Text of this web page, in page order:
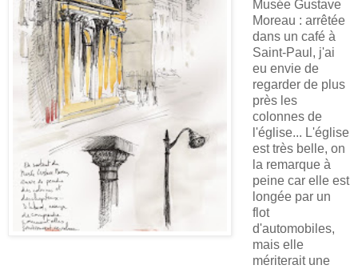
Musée Gustave
Moreau : arrêtée
dans un café à
Saint-Paul, j'ai
eu envie de
regarder de plus
près les
colonnes de
l'église... L'église
est très belle, on
la remarque à
peine car elle est
longée par un
flot
d'automobiles,
mais elle
mériterait une